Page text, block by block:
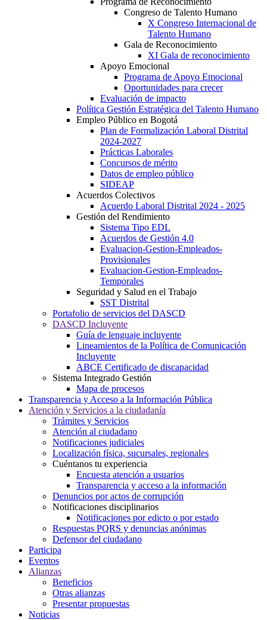
Congreso de Talento Humano
X Congreso Internacional de
Talento Humano
Gala de Reconocimiento
XI Gala de reconocimiento
Apoyo Emocional
Programa de Apoyo Emocional
Oportunidades para crecer
Evaluación de impacto
Política Gestión Estratégica del Talento Humano
Empleo Público en Bogotá
Plan de Formalización Laboral Distrital
2024-2027
Prácticas Laborales
Concursos de mérito
Datos de empleo público
SIDEAP
Acuerdos Colectivos
Acuerdo Laboral Distrital 2024 - 2025
Gestión del Rendimiento
Sistema Tipo EDL
Acuerdos de Gestión 4.0
Evaluacion-Gestion-Empleados-
Provisionales
Evaluacion-Gestion-Empleados-
Temporales
Seguridad y Salud en el Trabajo
SST Distrital
Portafolio de servicios del DASCD
DASCD Incluyente
Guía de lenguaje incluyente
Lineamientos de la Política de Comunicación
Incluyente
ABCE Certificado de discapacidad
Sistema Integrado Gestión
Mapa de procesos
Transparencia y Acceso a la Información Pública
Atención y Servicios a la ciudadanía
Trámites y Servicios
Atención al ciudadano
Notificaciones judiciales
Localización física, sucursales, regionales
Cuéntanos tu experiencia
Encuesta atención a usuarios
Transparencia y acceso a la información
Denuncios por actos de corrupción
Notificaciones disciplinarios
Notificaciones por edicto o por estado
Respuestas PQRS y denuncias anónimas
Defensor del ciudadano
Participa
Eventos
Alianzas
Beneficios
Otras alianzas
Presentar propuestas
Noticias